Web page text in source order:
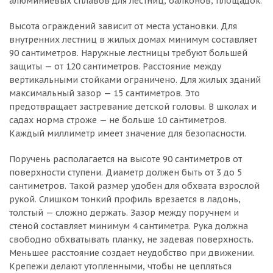
Высота ограждений зависит от места установки. Для
внутренних лестниц в жилых домах минимум составляет
90 сантиметров. Наружные лестницы требуют большей
защиты — от 120 сантиметров. Расстояние между
вертикальными стойками ограничено. Для жилых зданий
максимальный зазор — 15 сантиметров. Это
предотвращает застревание детской головы. В школах и
садах норма строже — не больше 10 сантиметров.
Каждый миллиметр имеет значение для безопасности.
Поручень располагается на высоте 90 сантиметров от
поверхности ступени. Диаметр должен быть от 3 до 5
сантиметров. Такой размер удобен для обхвата взрослой
рукой. Слишком тонкий профиль врезается в ладонь,
толстый — сложно держать. Зазор между поручнем и
стеной составляет минимум 4 сантиметра. Рука должна
свободно обхватывать планку, не задевая поверхность.
Меньшее расстояние создает неудобство при движении.
Крепежи делают утопленными, чтобы не цепляться